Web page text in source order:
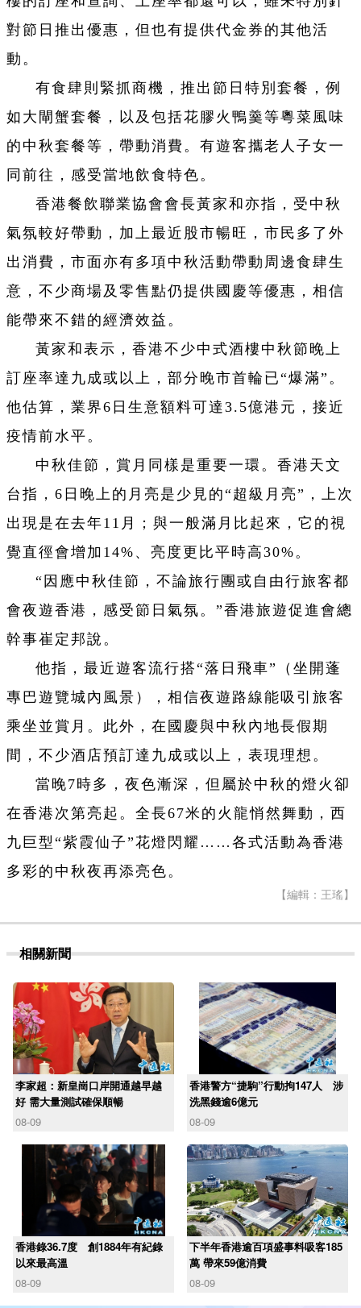
對節日推出優惠，但也有提供代金券的其他活
動。
有食肆則緊抓商機，推出節日特別套餐，例
如大閘蟹套餐，以及包括花膠火鴨羹等粵菜風味
的中秋套餐等，帶動消費。有遊客攜老人子女一
同前往，感受當地飲食特色。
香港餐飲聯業協會會長黃家和亦指，受中秋
氣氛較好帶動，加上最近股市暢旺，市民多了外
出消費，市面亦有多項中秋活動帶動周邊食肆生
意，不少商場及零售點仍提供國慶等優惠，相信
能帶來不錯的經濟效益。
黃家和表示，香港不少中式酒樓中秋節晚上
訂座率達九成或以上，部分晚市首輪已“爆滿”。
他估算，業界6日生意額料可達3.5億港元，接近
疫情前水平。
中秋佳節，賞月同樣是重要一環。香港天文
台指，6日晚上的月亮是少見的“超級月亮”，上次
出現是在去年11月；與一般滿月比起來，它的視
覺直徑會增加14%、亮度更比平時高30%。
“因應中秋佳節，不論旅行團或自由行旅客都
會夜遊香港，感受節日氣氛。”香港旅遊促進會總
幹事崔定邦說。
他指，最近遊客流行搭“落日飛車”（坐開蓬
專巴遊覽城內風景），相信夜遊路線能吸引旅客
乘坐並賞月。此外，在國慶與中秋內地長假期
間，不少酒店預訂達九成或以上，表現理想。
當晚7時多，夜色漸深，但屬於中秋的燈火卻
在香港次第亮起。全長67米的火龍悄然舞動，西
九巨型“紫霞仙子”花燈閃耀……各式活動為香港
多彩的中秋夜再添亮色。
【編輯：王瑤】
相關新聞
李家超：新皇崗口岸開通越早越
好 需大量測試確保順暢
08-09
香港警方“捷駒”行動拘147人 涉
洗黑錢逾6億元
08-09
香港錄36.7度 創1884年有紀錄
以來最高溫
08-09
下半年香港逾百項盛事料吸客185
萬 帶來59億消費
08-09